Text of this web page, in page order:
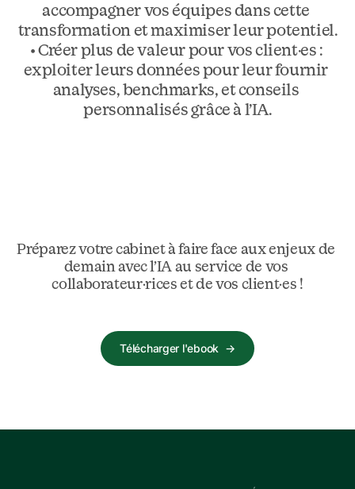
accompagner vos équipes dans cette
transformation et maximiser leur potentiel.
• Créer plus de valeur pour vos client·es :
exploiter leurs données pour leur fournir
analyses, benchmarks, et conseils
personnalisés grâce à l’IA.
Préparez votre cabinet à faire face aux enjeux de
demain avec l’IA au service de vos
collaborateur·rices et de vos client·es !
Télécharger l'ebook →